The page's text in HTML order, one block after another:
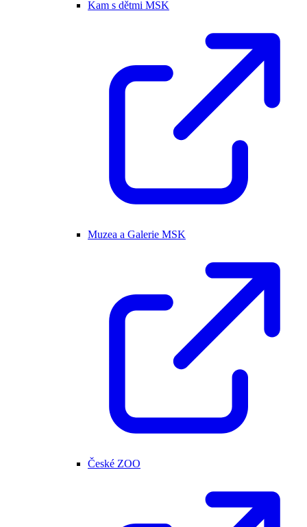
Kam s dětmi MSK
Muzea a Galerie MSK
České ZOO